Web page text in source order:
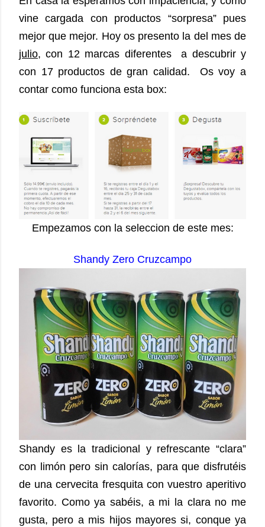
vine cargada con productos “sorpresa” pues
mejor que mejor. Hoy os presento la del mes de
julio, con 12 marcas diferentes a descubrir y
con 17 productos de gran calidad. Os voy a
contar como funciona esta box:
Empezamos con la seleccion de este mes:
Shandy Zero Cruzcampo
Shandy es la tradicional y refrescante “clara”
con limón pero sin calorías, para que disfrutéis
de una cervecita fresquita con vuestro aperitivo
favorito. Como ya sabéis, a mi la clara no me
gusta, pero a mis hijos mayores si, conque ya